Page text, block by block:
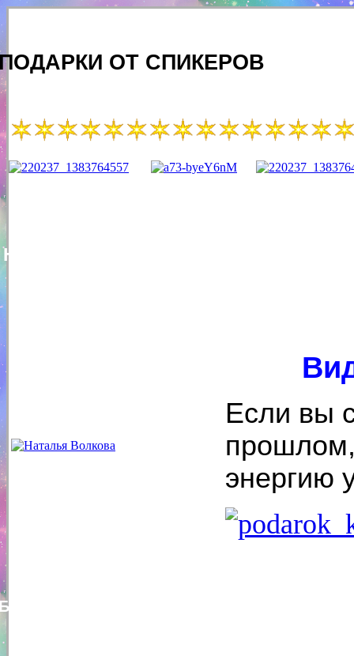
ОТ СПИКЕРОВ
Наталья Волкова
Если вы
энергию
Бронзская